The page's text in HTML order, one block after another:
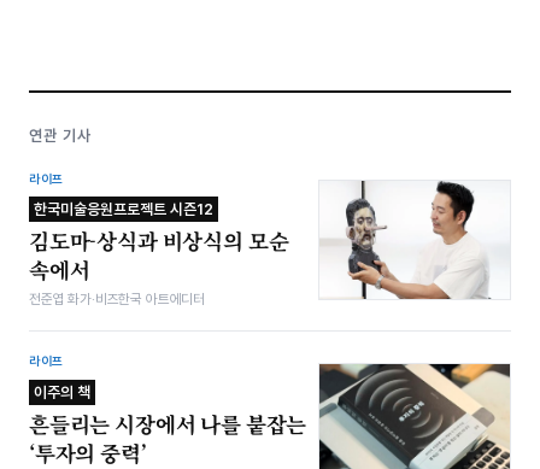
연관 기사
라이프
한국미술응원프로젝트 시즌12
김도마-상식과 비상식의 모순
속에서
전준엽 화가·비즈한국 아트에디터
라이프
이주의 책
흔들리는 시장에서 나를 붙잡는
‘투자의 중력’